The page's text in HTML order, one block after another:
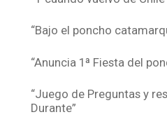
“Bajo el poncho
“Anuncia 1ª Fiesta del
“Juego de Preguntas y
Durante”